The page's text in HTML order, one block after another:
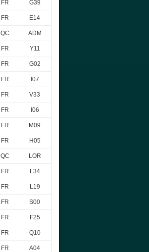
FR G39
FR E14
QC ADM
FR Y11
FR G02
FR I07
FR V33
FR I06
FR M09
FR H05
QC LOR
FR L34
FR L19
FR S00
FR F25
FR Q10
FR A04